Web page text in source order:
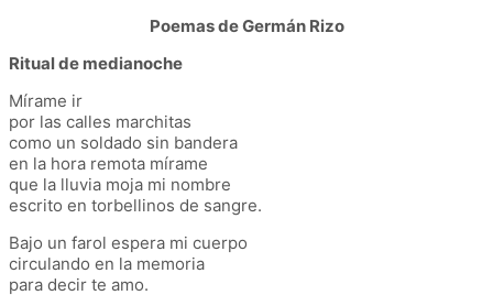
Poemas de Germán Rizo
Ritual de medianoche
Mírame ir
por las calles marchitas
como un soldado sin bandera
en la hora remota mírame
que la lluvia moja mi nombre
escrito en torbellinos de sangre.
Bajo un farol espera mi cuerpo
circulando en la memoria
para decir te amo.